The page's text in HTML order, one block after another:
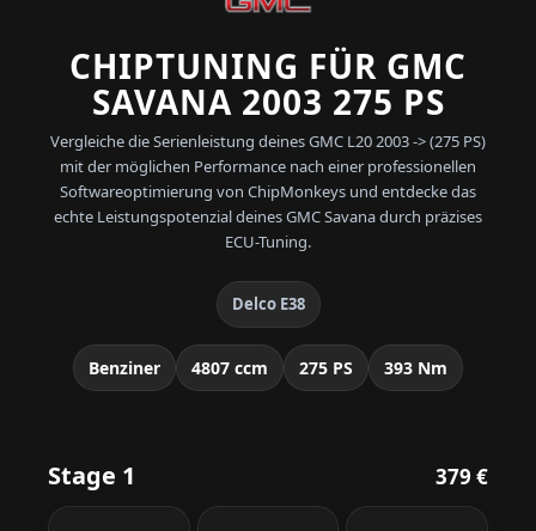
CHIPTUNING FÜR GMC
SAVANA 2003 275 PS
Vergleiche die Serienleistung deines GMC L20 2003 -> (275 PS)
mit der möglichen Performance nach einer professionellen
Softwareoptimierung von ChipMonkeys und entdecke das
echte Leistungspotenzial deines GMC Savana durch präzises
ECU-Tuning.
Delco E38
Benziner 4807 ccm 275 PS 393 Nm
Stage 1 379 €